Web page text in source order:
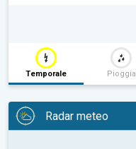
Temporale Pioggia
Radar meteo